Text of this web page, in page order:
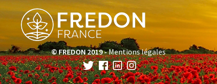
© FREDON 2019 -Mentions légales